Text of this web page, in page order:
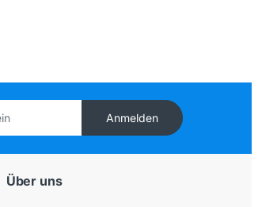
Anmelden
Über uns